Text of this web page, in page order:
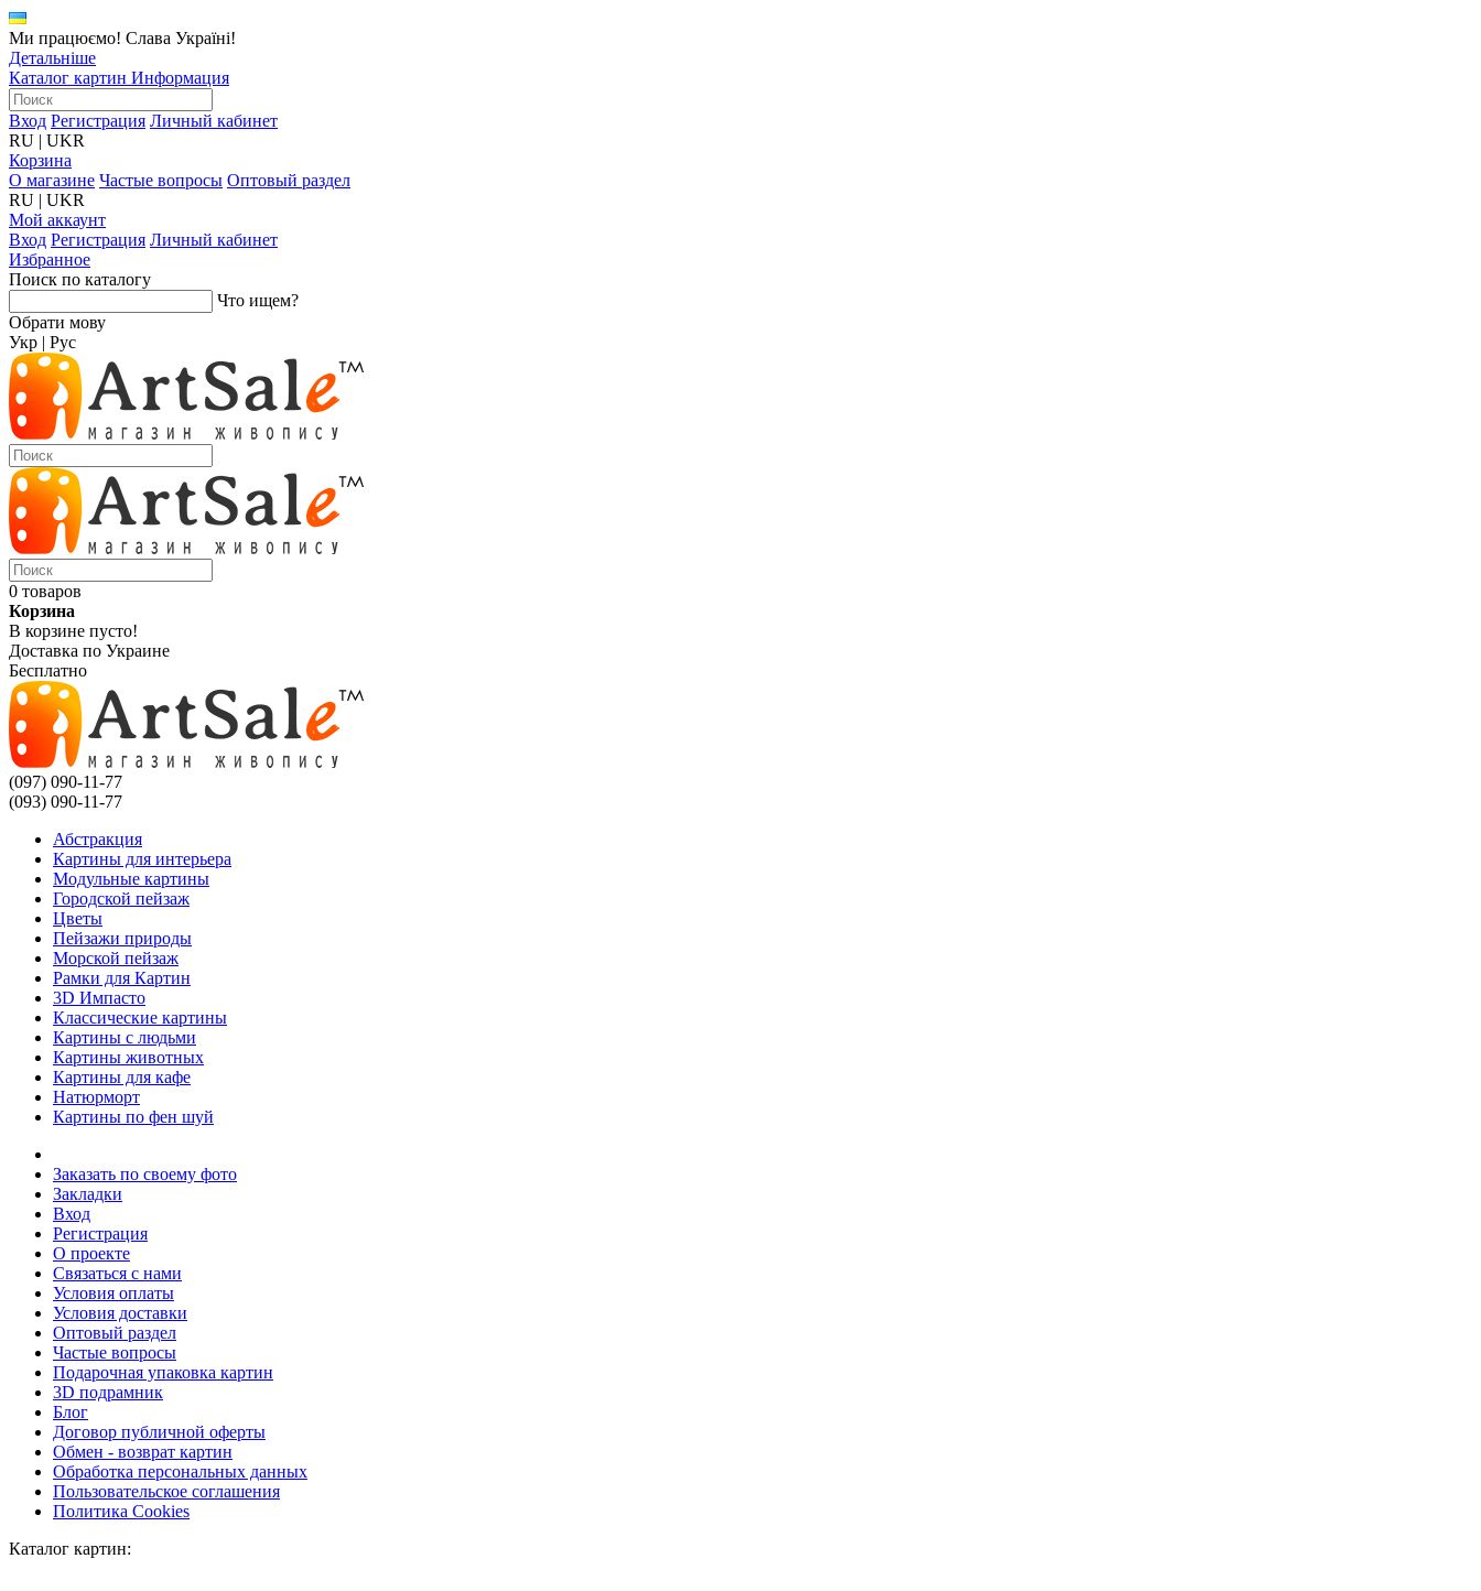
Ми працюємо! Слава Україні!
Детальніше
Каталог картин Информация
Вход Регистрация Личный кабинет
RU | UKR
Корзина
О магазине Частые вопросы Оптовый раздел
RU | UKR
Мой аккаунт
Вход Регистрация Личный кабинет
Избранное
Поиск по каталогу
Что ищем?
Обрати мову
Укр | Рус
0 товаров
Корзина
В корзине пусто!
Доставка по Украине
Бесплатно
(097) 090-11-77
(093) 090-11-77
Абстракция
Картины для интерьера
Модульные картины
Городской пейзаж
Цветы
Пейзажи природы
Морской пейзаж
Рамки для Картин
3D Импасто
Классические картины
Картины с людьми
Картины животных
Картины для кафе
Натюрморт
Картины по фен шуй
Заказать по своему фото
Закладки
Вход
Регистрация
О проекте
Связаться с нами
Условия оплаты
Условия доставки
Оптовый раздел
Частые вопросы
Подарочная упаковка картин
3D подрамник
Блог
Договор публичной оферты
Обмен - возврат картин
Обработка персональных данных
Пользовательское соглашения
Политика Cookies
Каталог картин: